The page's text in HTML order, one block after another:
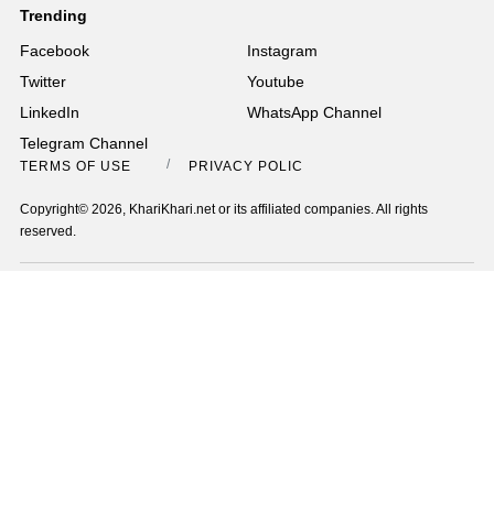
Trending
Facebook
Instagram
Twitter
Youtube
LinkedIn
WhatsApp Channel
Telegram Channel
TERMS OF USE PRIVACY POLICY
Copyright© 2026, KhariKhari.net or its affiliated companies. All rights
reserved.